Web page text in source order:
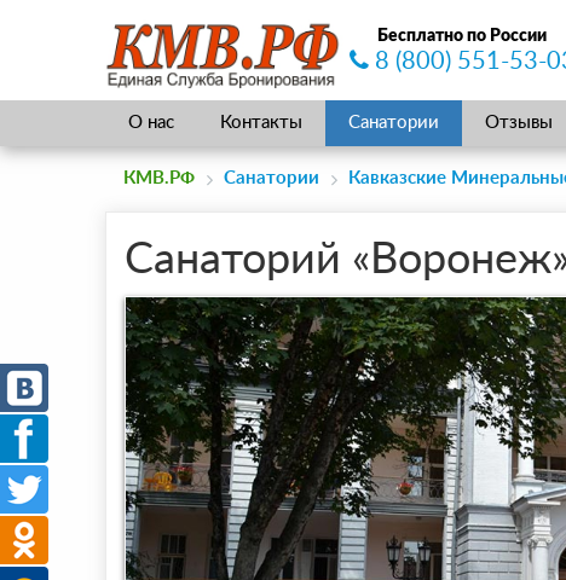
Бесплатно по России
8 (800) 551-53-
О нас Контакты Санатории Отзывы
КМВ.РФ Санатории Кавказские
Санаторий